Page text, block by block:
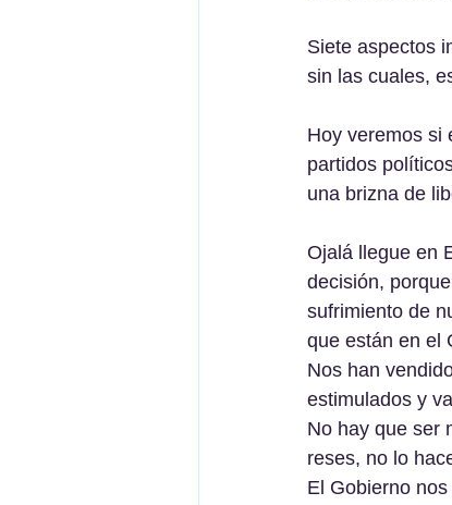
Siete aspectos
sin las cuales,
Hoy veremos si
partidos
una brizna de
Ojalá llegue en
decisión,
sufrimiento de
que están en el
Nos han
estimulados y
No hay que ser
reses, no lo
El Gobierno